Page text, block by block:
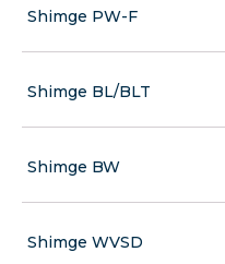
Shimge PW-F
Shimge BL/BLT
Shimge BW
Shimge WVSD